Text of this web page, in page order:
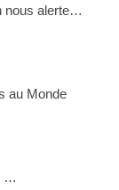
nous alerte…
au Monde
…